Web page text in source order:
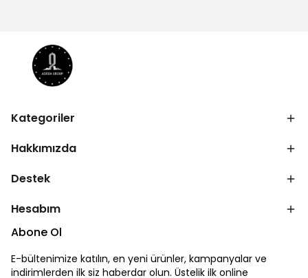
Kategoriler
Hakkımızda
Destek
Hesabım
Abone Ol
E-bültenimize katılın, en yeni ürünler, kampanyalar ve
indirimlerden ilk siz haberdar olun. Üstelik ilk online